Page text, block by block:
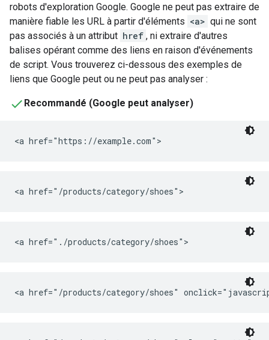
robots d'exploration Google. Google ne peut pas extraire de
manière fiable les URL à partir d'éléments <a> qui ne sont
pas associés à un attribut href , ni extraire d'autres
balises opérant comme des liens en raison d'événements
de script. Vous trouverez ci-dessous des exemples de
liens que Google peut ou ne peut pas analyser :
Recommandé (Google peut analyser)
<a href="https://example.com">
<a href="/products/category/shoes">
<a href="./products/category/shoes">
<a href="/products/category/shoes"